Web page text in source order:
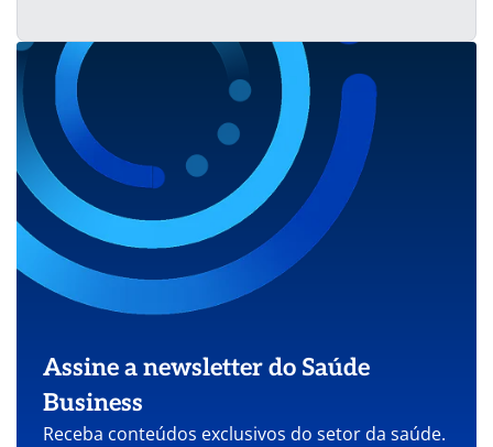
Assine a newsletter do Saúde
Business
Receba conteúdos exclusivos do setor da saúde.